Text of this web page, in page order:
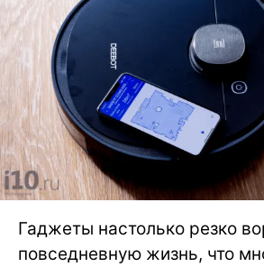
Гаджеты настолько резко
повседневную жизнь, что